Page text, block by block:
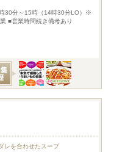
30分～15時（14時30分LO）※
■営業時間続き備考あり
レを合わせたスープ